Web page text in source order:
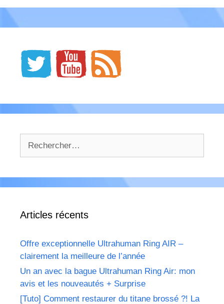
Articles récents
Offre exceptionnelle Ultrahuman Ring AIR –
clairement la meilleure de l’année
Un an avec la bague Ultrahuman Ring Air: mon
avis et les nouveautés + Surprise
[Tuto] Comment restaurer du titane brossé ?! La